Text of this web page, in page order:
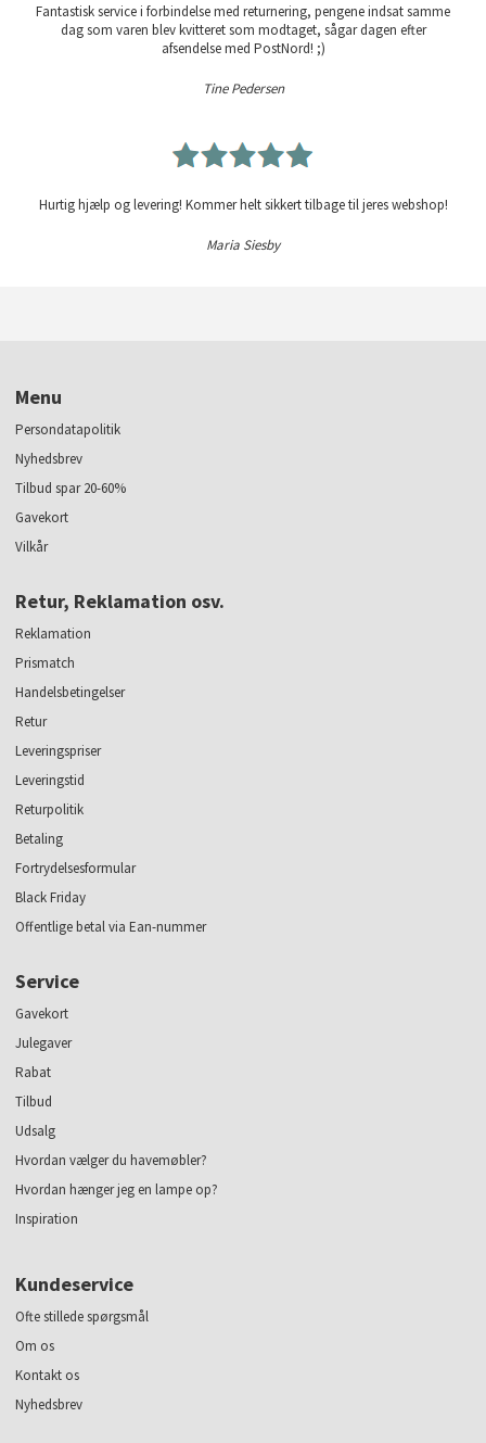
Fantastisk service i forbindelse med returnering, pengene indsat samme
dag som varen blev kvitteret som modtaget, sågar dagen efter
afsendelse med PostNord! ;)
Tine Pedersen
Hurtig hjælp og levering! Kommer helt sikkert tilbage til jeres webshop!
Maria Siesby
Menu
Persondatapolitik
Nyhedsbrev
Tilbud spar 20-60%
Gavekort
Vilkår
Retur, Reklamation osv.
Reklamation
Prismatch
Handelsbetingelser
Retur
Leveringspriser
Leveringstid
Returpolitik
Betaling
Fortrydelsesformular
Black Friday
Offentlige betal via Ean-nummer
Service
Gavekort
Julegaver
Rabat
Tilbud
Udsalg
Hvordan vælger du havemøbler?
Hvordan hænger jeg en lampe op?
Inspiration
Kundeservice
Ofte stillede spørgsmål
Om os
Kontakt os
Nyhedsbrev